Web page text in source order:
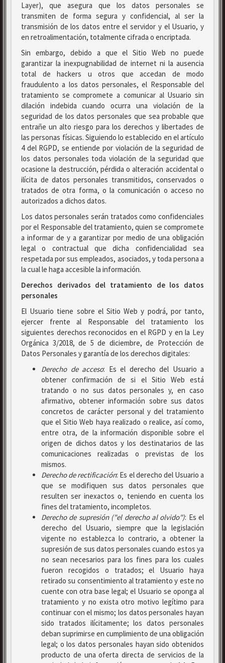
Layer), que asegura que los datos personales se
transmiten de forma segura y confidencial, al ser la
transmisión de los datos entre el servidor y el Usuario, y
en retroalimentación, totalmente cifrada o encriptada.
Sin embargo, debido a que el Sitio Web no puede
garantizar la inexpugnabilidad de internet ni la ausencia
total de hackers u otros que accedan de modo
fraudulento a los datos personales, el Responsable del
tratamiento se compromete a comunicar al Usuario sin
dilación indebida cuando ocurra una violación de la
seguridad de los datos personales que sea probable que
entrañe un alto riesgo para los derechos y libertades de
las personas físicas. Siguiendo lo establecido en el artículo
4 del RGPD, se entiende por violación de la seguridad de
los datos personales toda violación de la seguridad que
ocasione la destrucción, pérdida o alteración accidental o
ilícita de datos personales transmitidos, conservados o
tratados de otra forma, o la comunicación o acceso no
autorizados a dichos datos.
Los datos personales serán tratados como confidenciales
por el Responsable del tratamiento, quien se compromete
a informar de y a garantizar por medio de una obligación
legal o contractual que dicha confidencialidad sea
respetada por sus empleados, asociados, y toda persona a
la cual le haga accesible la información.
Derechos derivados del tratamiento de los datos
personales
El Usuario tiene sobre el Sitio Web y podrá, por tanto,
ejercer frente al Responsable del tratamiento los
siguientes derechos reconocidos en el RGPD y en la Ley
Orgánica 3/2018, de 5 de diciembre, de Protección de
Datos Personales y garantía de los derechos digitales:
Derecho de acceso: Es el derecho del Usuario a
obtener confirmación de si el Sitio Web está
tratando o no sus datos personales y, en caso
afirmativo, obtener información sobre sus datos
concretos de carácter personal y del tratamiento
que el Sitio Web haya realizado o realice, así como,
entre otra, de la información disponible sobre el
origen de dichos datos y los destinatarios de las
comunicaciones realizadas o previstas de los
mismos.
Derecho de rectificación: Es el derecho del Usuario a
que se modifiquen sus datos personales que
resulten ser inexactos o, teniendo en cuenta los
fines del tratamiento, incompletos.
Derecho de supresión ("el derecho al olvido"): Es el
derecho del Usuario, siempre que la legislación
vigente no establezca lo contrario, a obtener la
supresión de sus datos personales cuando estos ya
no sean necesarios para los fines para los cuales
fueron recogidos o tratados; el Usuario haya
retirado su consentimiento al tratamiento y este no
cuente con otra base legal; el Usuario se oponga al
tratamiento y no exista otro motivo legítimo para
continuar con el mismo; los datos personales hayan
sido tratados ilícitamente; los datos personales
deban suprimirse en cumplimiento de una obligación
legal; o los datos personales hayan sido obtenidos
producto de una oferta directa de servicios de la